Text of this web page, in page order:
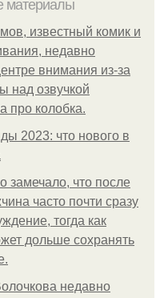
материалы
известный комик и
недавно
внимания из-за
над озвучкой
про колобка.
2023: что нового в
замечало, что после
часто почти сразу
тогда как
дольше сохранять
недавно